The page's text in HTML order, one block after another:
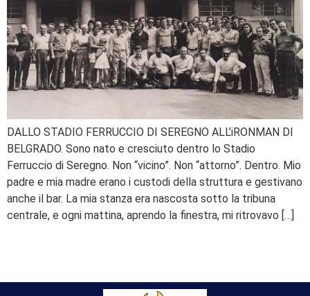
DALLO STADIO FERRUCCIO DI SEREGNO ALL’iRONMAN DI
BELGRADO. Sono nato e cresciuto dentro lo Stadio
Ferruccio di Seregno. Non “vicino”. Non “attorno”. Dentro. Mio
padre e mia madre erano i custodi della struttura e gestivano
anche il bar. La mia stanza era nascosta sotto la tribuna
centrale, e ogni mattina, aprendo la finestra, mi ritrovavo […]